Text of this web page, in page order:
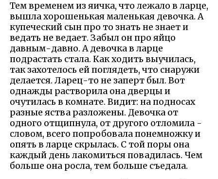
Тем временем из яичка, что лежало в ларце,
вышла хорошенькая маленькая девочка. А
купеческий сын про то знать не знает и
ведать не ведает. Забыл он про яйцо
давным-давно. А девочка в ларце
подрастать стала. Как ходить выучилась,
так захотелось ей поглядеть, что снаружи
делается. Ларец-то не заперт был. Вот
однажды растворила она дверцы и
очутилась в комнате. Видит: на подносах
разные яства разложены. Девочка от
одного отщипнула, от другого отломила -
словом, всего попробовала понемножку и
опять в ларце скрылась. С той поры она
каждый день лакомиться повадилась. Чем
больше она росла, тем больше съедала.